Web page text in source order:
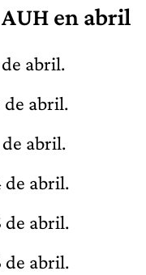
en abril
abril.
de abril.
de abril.
de abril.
de abril.
de abril.